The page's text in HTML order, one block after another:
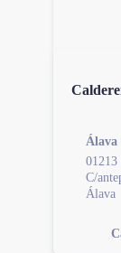
Álava
01213
C/
Álava